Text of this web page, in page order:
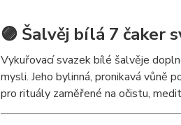
🟣 Šalvěj bílá 7 čaker
Vykuřovací svazek bílé šalvěje
mysli. Jeho bylinná, pronikavá vůně
pro rituály zaměřené na očistu,